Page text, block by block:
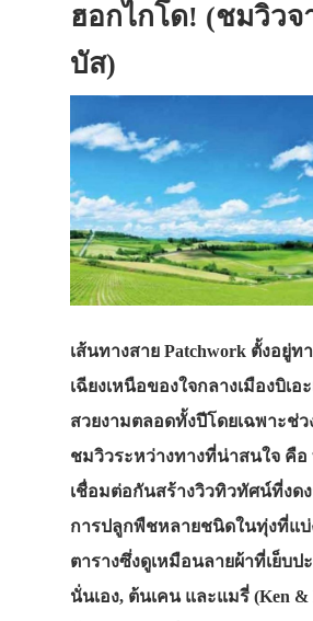
ฮอกไกโด! (ชมวิวจ
บัส)
เส้นทางสาย Patchwork ตั้งอยู่ท
เฉียงเหนือของใจกลางเมืองบิเ
สวยงามตลอดทั้งปีโดยเฉพาะช่
ชมวิวระหว่างทางที่น่าสนใจ คื
เชื่อมต่อกันสร้างวิวทิวทัศน์ที่งด
การปลูกพืชหลายชนิดในทุ่งที่แ
ตารางซึ่งดูเหมือนลายผ้าที่เย็บป
นั่นเอง, ต้นเคน และแมรี่ (Ken &